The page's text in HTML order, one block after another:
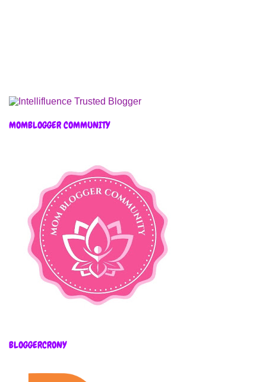
MOMBLOGGER COMMUNITY
BLOGGERCRONY